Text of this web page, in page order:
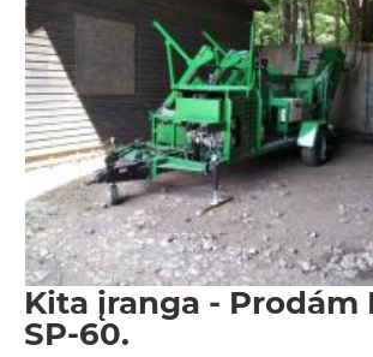
Kita įranga - Prodám
SP-60.